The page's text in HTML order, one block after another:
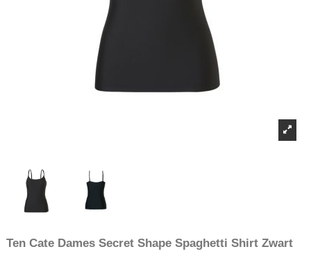
Ten Cate Dames Secret Shape Spaghetti Shirt Zwart